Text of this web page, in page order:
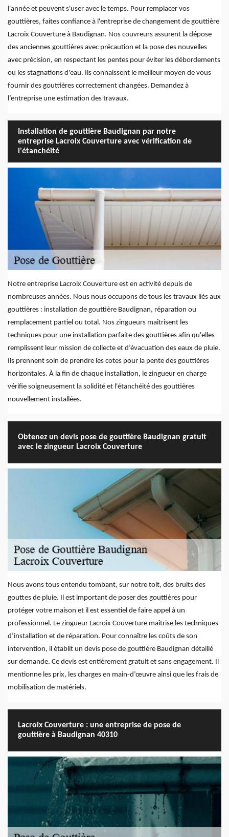
l'année et peuvent s'user avec le temps. Pour remplacer vos
gouttières, faites confiance à l'entreprise de changement de gouttière
Lacroix Couverture à Baudignan. Nos couvreurs assurent la dépose
des anciennes gouttières avec précaution et la pose des nouvelles
avec précision, en respectant les pentes pour éviter les débordements
ou les stagnations d'eau. Ils connaissent le meilleur moyen de vous
fournir des gouttières correctement changées. Demandez à
l’entreprise une estimation des travaux.
Installation de gouttière Baudignan par notre
entreprise Lacroix Couverture avec vérification de
l'étanchéité
Notre entreprise Lacroix Couverture est en activité depuis de
nombreuses années. Nous nous occupons de tous les travaux liés aux
gouttières : installation de gouttière Baudignan, réparation ou
remplacement partiel ou total. Nos zingueurs maîtrisent les
techniques pour une installation parfaite des gouttières afin qu'elles
remplissent leur mission de collecte et d’évacuation des eaux de pluie.
Ils prennent soin de prendre les cotes pour la pente des gouttières
horizontales. À la fin de chaque installation, le zingueur en charge
vérifie soigneusement la solidité et l'étanchéité des gouttières
nouvellement installées.
Obtenez un devis pose de gouttière Baudignan gratuit
avec le zingueur Lacroix Couverture
Nous avons tous entendu tombant, sur notre toit, des bruits des
gouttes de pluie. Il est important de poser des gouttières pour
protéger votre maison et il est essentiel de faire appel à un
professionnel. Le zingueur Lacroix Couverture maîtrise les techniques
d’installation et de réparation. Pour connaître les coûts de son
intervention, il établit un devis pose de gouttière Baudignan détaillé
sur demande. Ce devis est entièrement gratuit et sans engagement. Il
mentionne les prix, les charges en main-d’œuvre ainsi que les frais de
mobilisation de matériels.
Lacroix Couverture : une entreprise de pose de
gouttière à Baudignan 40310